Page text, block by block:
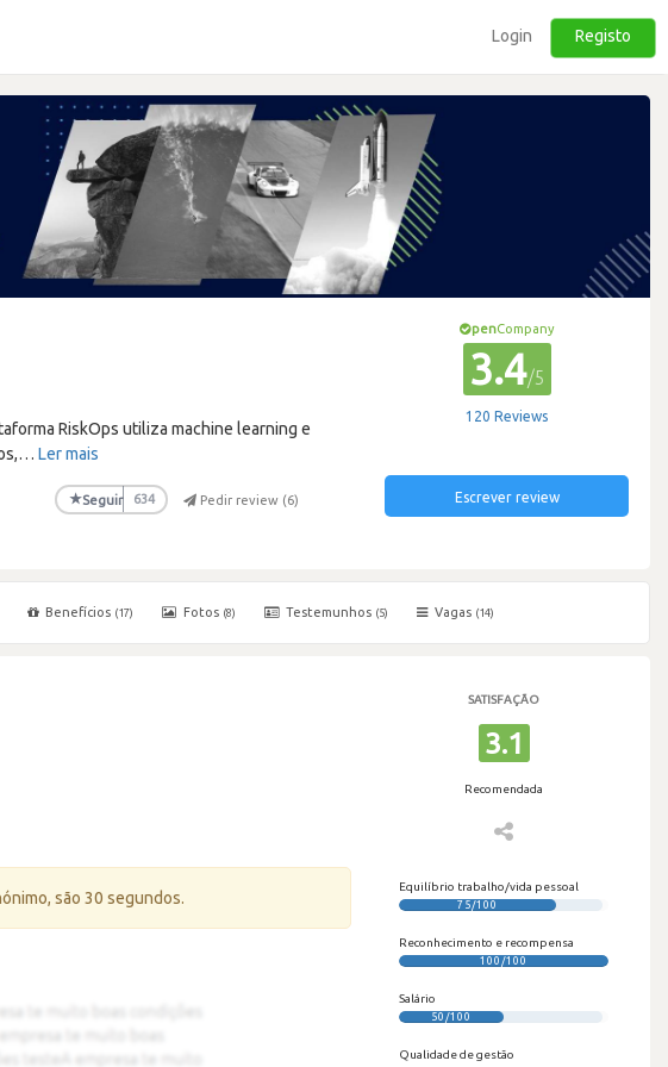
Login Registo
RiskOps utiliza machine learning e
… Ler mais
★Seguir 634 Pedir review (6)
penCompany
3.4/5
120 Reviews
Escrever review
Benefícios (17) Fotos (8) Testemunhos (5) Vagas (14)
SATISFAÇÃO
3.1
Recomendada
são 30 segundos.
Equilíbrio trabalho/vida pessoal
75/100
Reconhecimento e recompensa
100/100
Salário
50/100
Qualidade de gestão